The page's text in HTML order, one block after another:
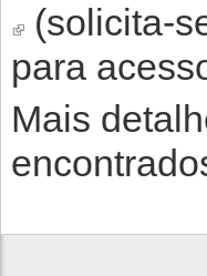
(link is external)
(solicita-
para
Mais